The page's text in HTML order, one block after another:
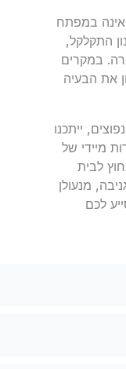
אינה במפתח
התקלקל,
במקרים
את הבעיה
ייתכנו
מיידי של
לבית
מנעולן
לכם